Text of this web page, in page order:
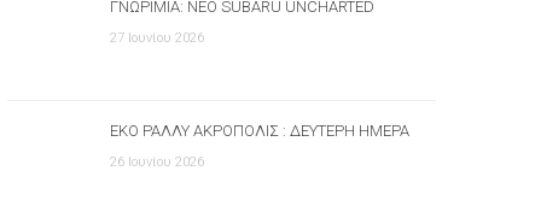
ΓΝΩΡΙΜΊΑ: ΝΈΟ SUBARU UNCHARTED
27 Ιουνίου 2026
ΕΚΟ ΡΆΛΛΥ ΑΚΡΌΠΟΛΙΣ : ΔΕΎΤΕΡΗ ΗΜΈΡΑ
26 Ιουνίου 2026